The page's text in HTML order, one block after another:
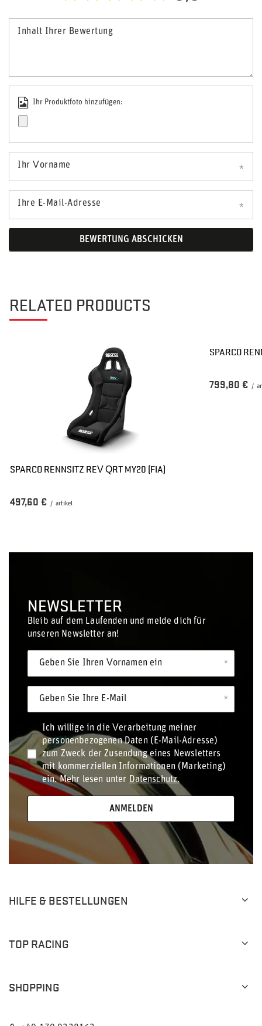
Inhalt Ihrer Bewertung
Ihr Produktfoto hinzufügen:
Ihr Vorname
Ihre E-Mail-Adresse
BEWERTUNG ABSCHICKEN
RELATED PRODUCTS
SPARCO RENNSITZ REV QRT MY20 (FIA)
497,60 € / artikel
SPARCO
799,80 € /
NEWSLETTER
Bleib auf dem Laufenden und melde dich für
unseren Newsletter an!
Geben Sie Ihren Vornamen ein
Geben Sie Ihre E-Mail
Ich willige in die Verarbeitung meiner
personenbezogenen Daten (E-Mail-Adresse)
zum Zweck der Zusendung eines Newsletters
mit kommerziellen Informationen (Marketing)
ein. Mehr lesen unter Datenschutz.
ANMELDEN
HILFE & BESTELLUNGEN
TOP RACING
SHOPPING